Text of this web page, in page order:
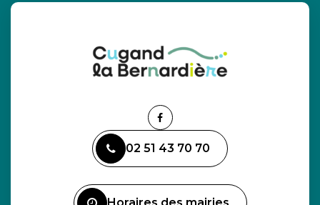
Lien
le
compte
02 51 43 70 70